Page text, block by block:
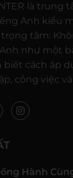
là trung
Anh kiểu
tâm:
như một
biết cách áp
công việc
Hành